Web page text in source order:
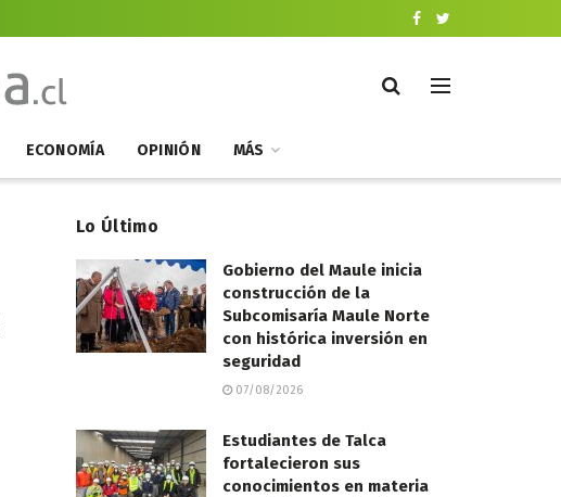
ECONOMÍA OPINIÓN MÁS
Lo Último
Gobierno del Maule inicia
construcción de la
Subcomisaría Maule Norte
con histórica inversión en
seguridad
07/08/2026
Estudiantes de Talca
fortalecieron sus
conocimientos en materia